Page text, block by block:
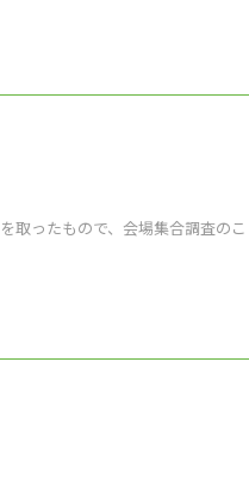
取ったもので、会場集合調査の